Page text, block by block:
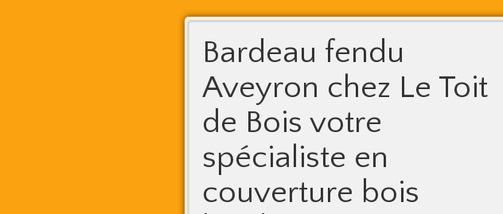
Bardeau fendu
Aveyron chez Le Toit
de Bois votre
spécialiste en
couverture bois